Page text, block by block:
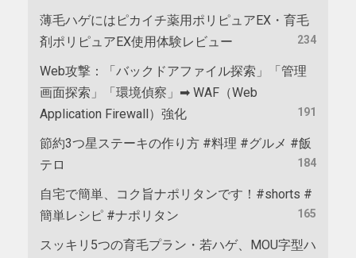
薄毛ハゲにはピカイチ薬用ポリピュアEX・育毛
剤ポリピュアEX使用体験レビュー
234
Web攻撃：「バックドアファイル探索」「管理
画面探索」「環境偵察」➡ WAF（Web
Application Firewall）強化
191
節約3つ星ステーキの作り方 #料理 #グルメ #飯
テロ
184
自宅で簡単、コク旨ナポリタンです！#shorts #
簡単レシピ #ナポリタン
165
スッキリ5つの育毛プラン・若ハゲ、MOU字型ハ